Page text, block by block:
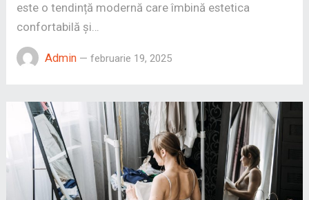
este o tendință modernă care îmbină estetica
confortabilă și…
Admin— februarie 19, 2025